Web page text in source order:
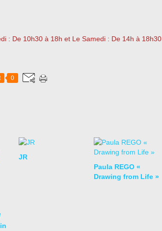
: De 10h30 à 18h et Le Samedi : De 14h à 18h30
0
JR
Paula REGO «
Drawing from Life »